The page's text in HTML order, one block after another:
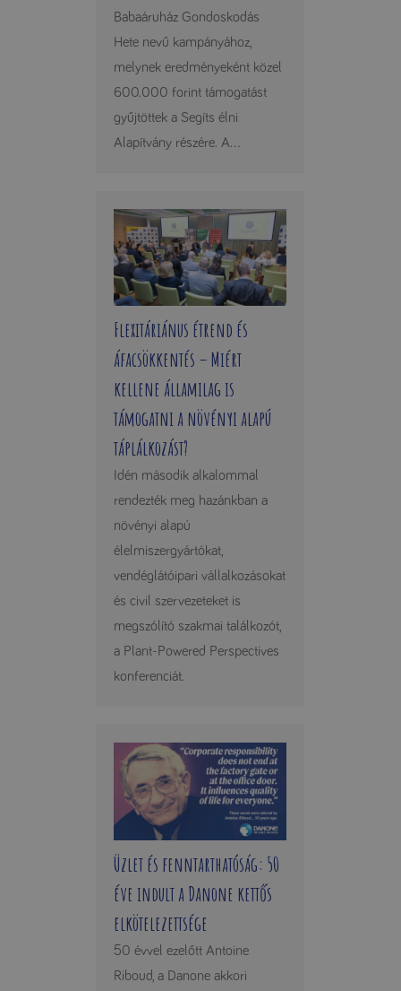
Babaáruház Gondoskodás
Hete nevű kampányához,
melynek eredményeként közel
600.000 forint támogatást
gyűjtöttek a Segíts élni
Alapítvány részére. A...
Flexitáriánus étrend és
áfacsökkentés – Miért
kellene államilag is
támogatni a növényi alapú
táplálkozást?
Idén második alkalommal
rendezték meg hazánkban a
növényi alapú
élelmiszergyártókat,
vendéglátóipari vállalkozásokat
és civil szervezeteket is
megszólító szakmai találkozót,
a Plant-Powered Perspectives
konferenciát.
Üzlet és fenntarthatóság: 50
éve indult a Danone kettős
elkötelezettsége
50 évvel ezelőtt Antoine
Riboud, a Danone akkori